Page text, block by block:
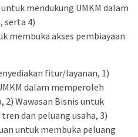
mendukung UMKM dalam
serta 4)
membuka akses pembiayaan
fitur/layanan, 1)
dalam memperoleh
Wawasan Bisnis untuk
dan peluang usaha, 3)
untuk membuka peluang